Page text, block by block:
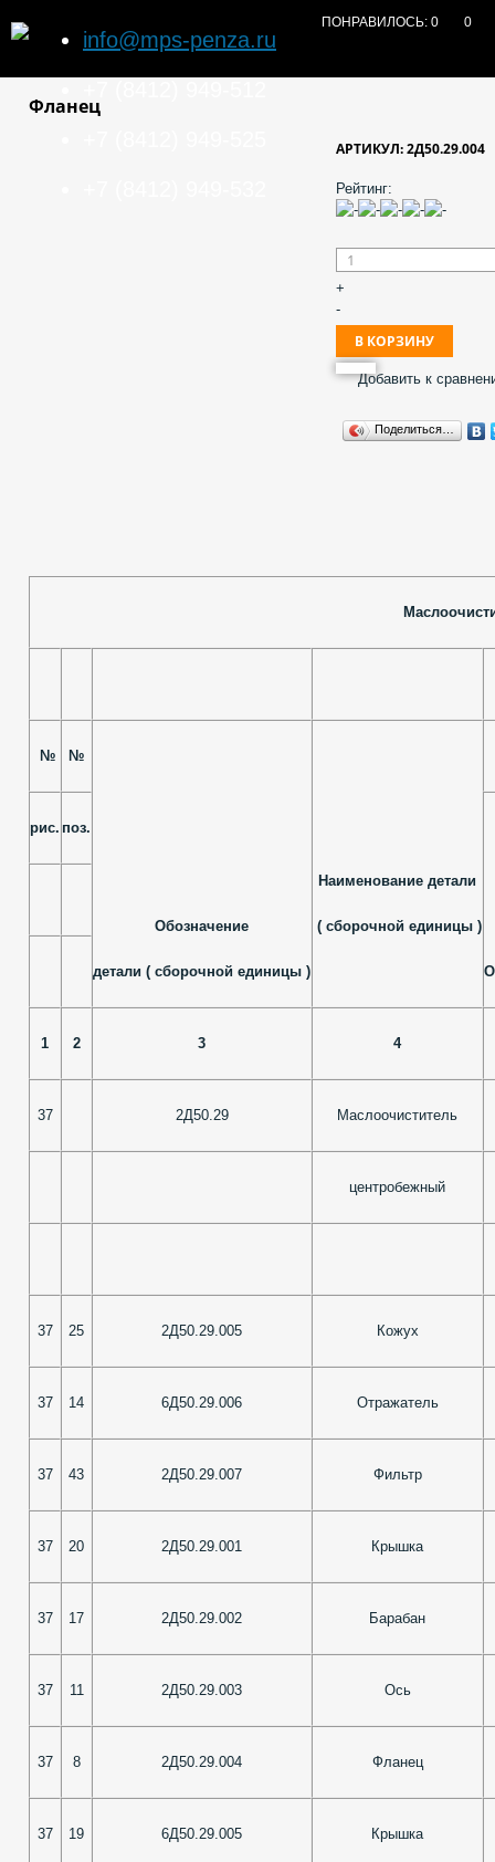
info@mps-penza.ru
ПОНРАВИЛОСЬ: 0 0
Фланец
АРТИКУЛ: 2Д50.29.004
Рейтинг:
+
-
Добавить к
Поделиться…
№ №
Обозначение
детали ( сборочной единицы )
Наименование детали
( сборочной единицы )
рис. поз.
1 2 3 4
37 2Д50.29 Маслоочиститель
центробежный
37 25 2Д50.29.005 Кожух
37 14 6Д50.29.006 Отражатель
37 43 2Д50.29.007 Фильтр
37 20 2Д50.29.001 Крышка
37 17 2Д50.29.002 Барабан
37 11 2Д50.29.003 Ось
37 8 2Д50.29.004 Фланец
37 19 6Д50.29.005 Крышка